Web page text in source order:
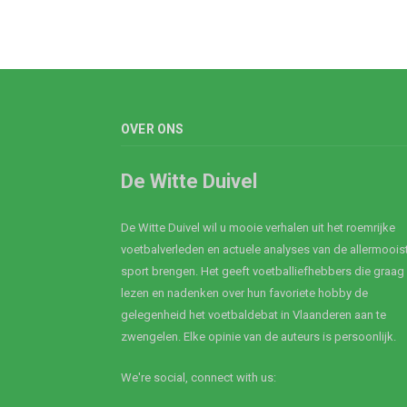
OVER ONS
De Witte Duivel
De Witte Duivel wil u mooie verhalen uit het roemrijke
voetbalverleden en actuele analyses van de
sport brengen. Het geeft voetballiefhebbers die graag
lezen en nadenken over hun favoriete hobby de
gelegenheid het voetbaldebat in Vlaanderen aan te
zwengelen. Elke opinie van de auteurs is persoonlijk.
We're social, connect with us: